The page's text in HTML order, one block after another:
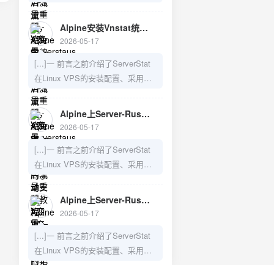
量，避免服务器重启引起统计丢失
3）Alpine上Server-Rust的手动安
装教[...]
Vnstat来防止重启导致数据丢失的
问题，以及如何在LiNUX VPS上手
动安装Server-Rust,需要的可以访
问之前的博文：1）LiNUX VPS上
Server-Rust的手动安装教程2）
Serverstaus改用Vnstat统计VPS流
量，避免服务器重启引起统计丢失
3）Alpine上Server-Rust的手动安
装教[...]
Alpine安装Vnstat统计VPS流量，避免serverstaus系统重启后流量重置 - V变量—建站日记
2026-05-17
[...]一 前言之前介绍了ServerStat
在Linux VPS的安装配置、采用
Vnstat来防止重启导致数据丢失的
问题，以及如何在LiNUX VPS上手
动安装Server-Rust,需要的可以访
问之前的博文：1）LiNUX VPS上
Server-Rust的手动安装教程2）
Serverstaus改用Vnstat统计VPS流
量，避免服务器重启引起统计丢失
3）Alpine上Server-Rust的手动安
装教[...]
Alpine上Server-Rust的手动安装教程 - V变量—建站日记
2026-05-17
[...]一 前言之前介绍了ServerStat
在Linux VPS的安装配置、采用
Vnstat来防止重启导致数据丢失的
问题，以及如何在安装了openwrt
的n1旁路由上安装Serverstat,以及
如何在LiNUX VPS上手动安装
Server-Rust,需要的可以访问之前
的博文：1）随时随地监控你的
Alpine上Server-Rust的手动安装教程 - V变量—建站日记
2026-05-17
[...]一 前言之前介绍了ServerStat
在Linux VPS的安装配置、采用